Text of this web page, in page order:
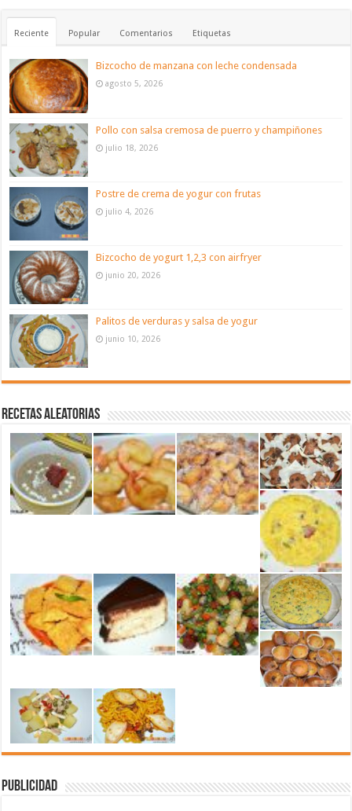
Reciente Popular Comentarios Etiquetas
Bizcocho de manzana con leche condensada
agosto 5, 2026
Pollo con salsa cremosa de puerro y champiñones
julio 18, 2026
Postre de crema de yogur con frutas
julio 4, 2026
Bizcocho de yogurt 1,2,3 con airfryer
junio 20, 2026
Palitos de verduras y salsa de yogur
junio 10, 2026
Recetas aleatorias
Publicidad